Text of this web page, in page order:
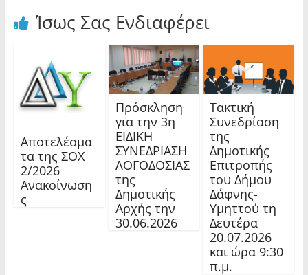
Ίσως Σας Ενδιαφέρει
Αποτελέσμα
τα της ΣΟΧ
2/2026
Ανακοίνωση
ς
Πρόσκληση
για την 3η
ΕΙΔΙΚΗ
ΣΥΝΕΔΡΙΑΣΗ
ΛΟΓΟΔΟΣΙΑΣ
της
Δημοτικής
Αρχής την
30.06.2026
Τακτική
Συνεδρίαση
της
Δημοτικής
Επιτροπής
του Δήμου
Δάφνης-
Υμηττού τη
Δευτέρα
20.07.2026
και ώρα 9:30
π.μ.